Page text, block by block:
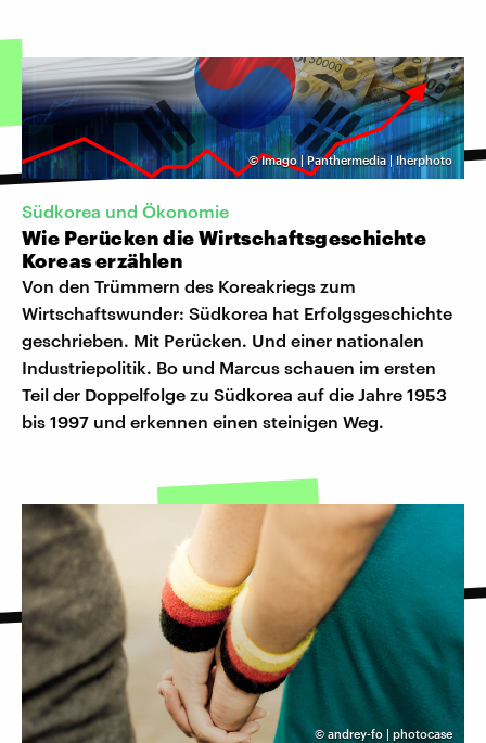
©Imago | Panthermedia | Iherphoto
Südkorea und Ökonomie
Wie Perücken die Wirtschaftsgeschichte
Koreas erzählen
Von den Trümmern des Koreakriegs zum
Wirtschaftswunder: Südkorea hat Erfolgsgeschichte
geschrieben. Mit Perücken. Und einer nationalen
Industriepolitik. Bo und Marcus schauen im ersten
Teil der Doppelfolge zu Südkorea auf die Jahre 1953
bis 1997 und erkennen einen steinigen Weg.
© andrey-fo | photocase